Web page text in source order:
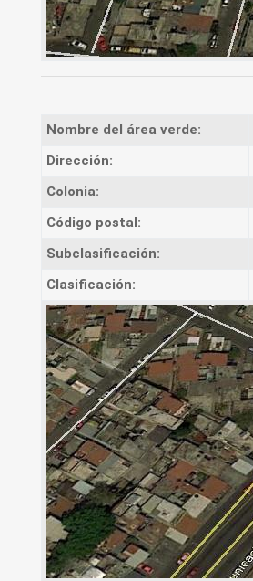
Nombre del área verde:
Dirección:
Colonia:
Código postal:
Subclasificación:
Clasificación: